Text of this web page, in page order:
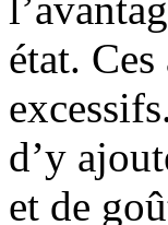
état.
d’y
et de